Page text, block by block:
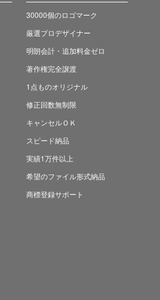
30000個のロゴマーク
厳選プロデザイナー
明朗会計・追加料金ゼロ
著作権完全譲渡
1点ものオリジナル
修正回数無制限
キャンセルＯＫ
スピード納品
実績1万件以上
希望のファイル形式納品
商標登録サポート